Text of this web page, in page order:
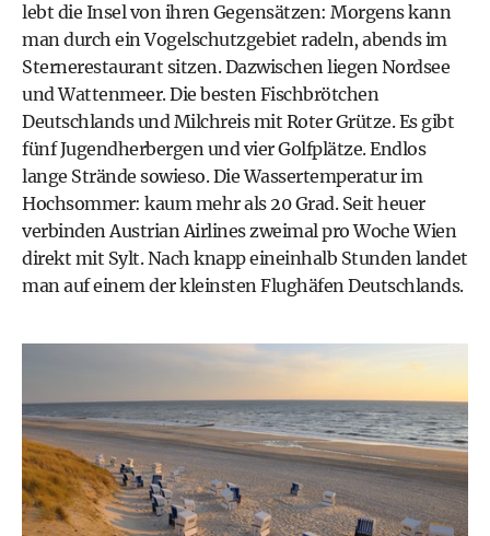
lebt die Insel von ihren Gegensätzen: Morgens kann
man durch ein Vogelschutzgebiet radeln, abends im
Sternerestaurant sitzen. Dazwischen liegen Nordsee
und Wattenmeer. Die besten Fischbrötchen
Deutschlands und Milchreis mit Roter Grütze. Es gibt
fünf Jugendherbergen und vier Golfplätze. Endlos
lange Strände sowieso. Die Wassertemperatur im
Hochsommer: kaum mehr als 20 Grad. Seit heuer
verbinden Austrian Airlines zweimal pro Woche Wien
direkt mit Sylt. Nach knapp eineinhalb Stunden landet
man auf einem der kleinsten Flughäfen Deutschlands.